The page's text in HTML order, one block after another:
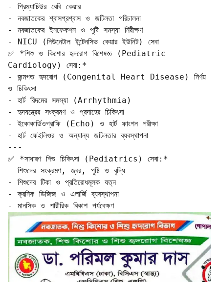
- প্রিম্যাচিউর বেবি কেয়ার
- নবজাতকের শ্বাসপ্রশ্বাস ও জটিলতা পরিচালনা
- নবজাতকের ইনফেকশন ও পুষ্টি সমস্যা নিরীক্ষণ
- NICU (নিউনেটাল ইন্টেনসিভ কেয়ার ইউনিট) সেবা
✅ *শিশু ও কিশোর হৃদরোগ বিশেষজ্ঞ (Pediatric
Cardiology) সেবা:*
- জন্মগত হৃদরোগ (Congenital Heart Disease) নির্ণয়
ও চিকিৎসা
- হার্ট রিদমের সমস্যা (Arrhythmia)
- হৃদযন্ত্রের সংক্রমণ ও প্রদাহের চিকিৎসা
- ইকোকার্ডিওগ্রাফি (Echo) ও হার্ট ফাংশন পরীক্ষা
- হার্ট ফেইলিওর ও অন্যান্য জটিলতার ব্যবস্থাপনা
---
✅ *সাধারণ শিশু চিকিৎসা (Pediatrics) সেবা:*
- শিশুদের সংক্রমণ, জ্বর, পুষ্টি ও বৃদ্ধি
- শিশুদের টিকা ও প্রতিরোধমূলক যত্ন
- ক্রনিক ডিজিজ ও এলার্জি ব্যবস্থাপনা
- মানসিক ও শারীরিক বিকাশ পর্যবেক্ষণ